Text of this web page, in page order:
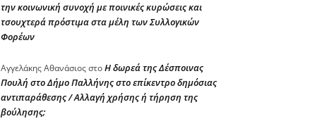
την κοινωνική συνοχή με ποινικές κυρώσεις και
τσουχτερά πρόστιμα στα μέλη των Συλλογικών
Φορέων
Αγγελάκης ΑθανάσιοςστοΗ δωρεά της Δέσποινας
Πουλή στο Δήμο Παλλήνης στο επίκεντρο δημόσιας
αντιπαράθεσης / Αλλαγή χρήσης ή τήρηση της
βούλησης;